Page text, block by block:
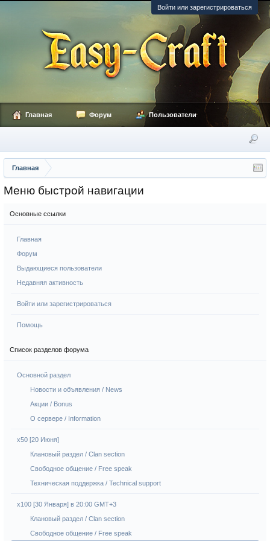
Войти или зарегистрироваться
Главная
Меню быстрой навигации
Основные ссылки
Главная
Форум
Выдающиеся пользователи
Недавняя активность
Войти или зарегистрироваться
Помощь
Список разделов форума
Основной раздел
Новости и объявления / News
Акции / Bonus
О сервере / Information
x50 [20 Июня]
Клановый раздел / Сlan section
Свободное общение / Free speak
Техническая поддержка / Technical support
х100 [30 Января] в 20:00 GMT+3
Клановый раздел / Сlan section
Свободное общение / Free speak
Главная Форум Пользователи